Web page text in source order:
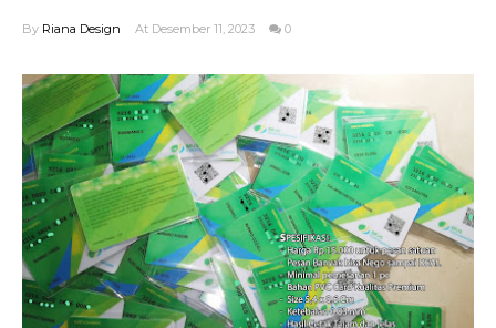
By Riana Design At Desember 11, 2023 0